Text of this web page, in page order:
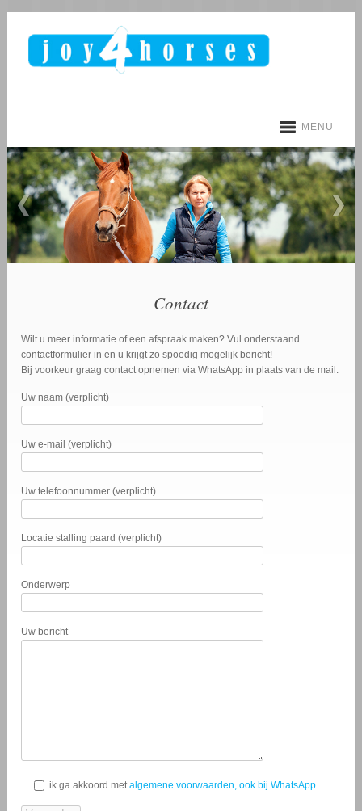
MENU
Contact
Wilt u meer informatie of een afspraak maken? Vul onderstaand
contactformulier in en u krijgt zo spoedig mogelijk bericht!
Bij voorkeur graag contact opnemen via WhatsApp in plaats van de mail.
Uw naam (verplicht)
Uw e-mail (verplicht)
Uw telefoonnummer (verplicht)
Locatie stalling paard (verplicht)
Onderwerp
Uw bericht
ik ga akkoord metalgemene voorwaarden, ook bij WhatsApp